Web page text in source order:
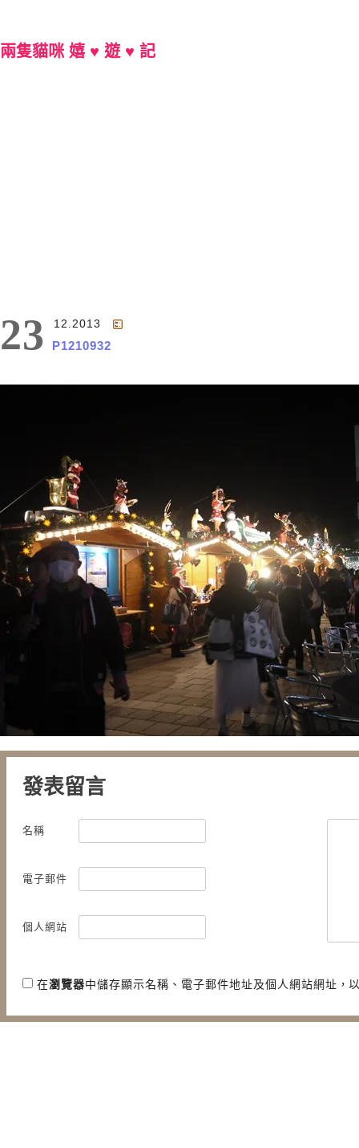
兩隻貓咪 嬉 ♥ 遊 ♥ 記
23 12.2013
P1210932
發表留言
名稱
電子郵件
個人網站
在瀏覽器中儲存顯示名稱、電子郵件地址及個人網站網址，